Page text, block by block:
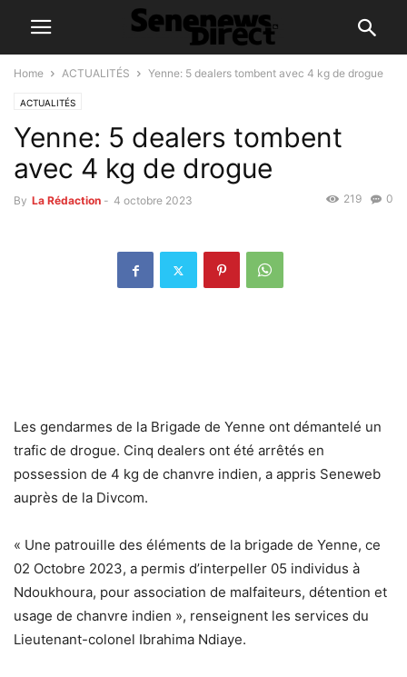
Home ACTUALITÉS Yenne: 5 dealers tombent avec 4 kg de drogue
ACTUALITÉS
Yenne: 5 dealers tombent
avec 4 kg de drogue
By La Rédaction - 4 octobre 2023 0
219
Les gendarmes de la Brigade de Yenne ont démantelé un
trafic de drogue. Cinq dealers ont été arrêtés en
possession de 4 kg de chanvre indien, a appris Seneweb
auprès de la Divcom.
« Une patrouille des éléments de la brigade de Yenne, ce
02 Octobre 2023, a permis d’interpeller 05 individus à
Ndoukhoura, pour association de malfaiteurs, détention et
usage de chanvre indien », renseignent les services du
Lieutenant-colonel Ibrahima Ndiaye.